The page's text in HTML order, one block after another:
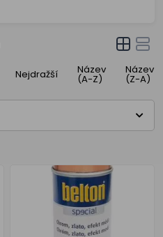
Nejdražší Název
(A-Z)
Název
(Z-A)